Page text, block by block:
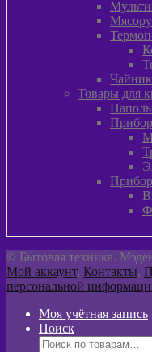
Товары для
© Бытовая техника.
Мой аккаунт, Контакты,
персональной
Моя учётная запись
Поиск
Искать: